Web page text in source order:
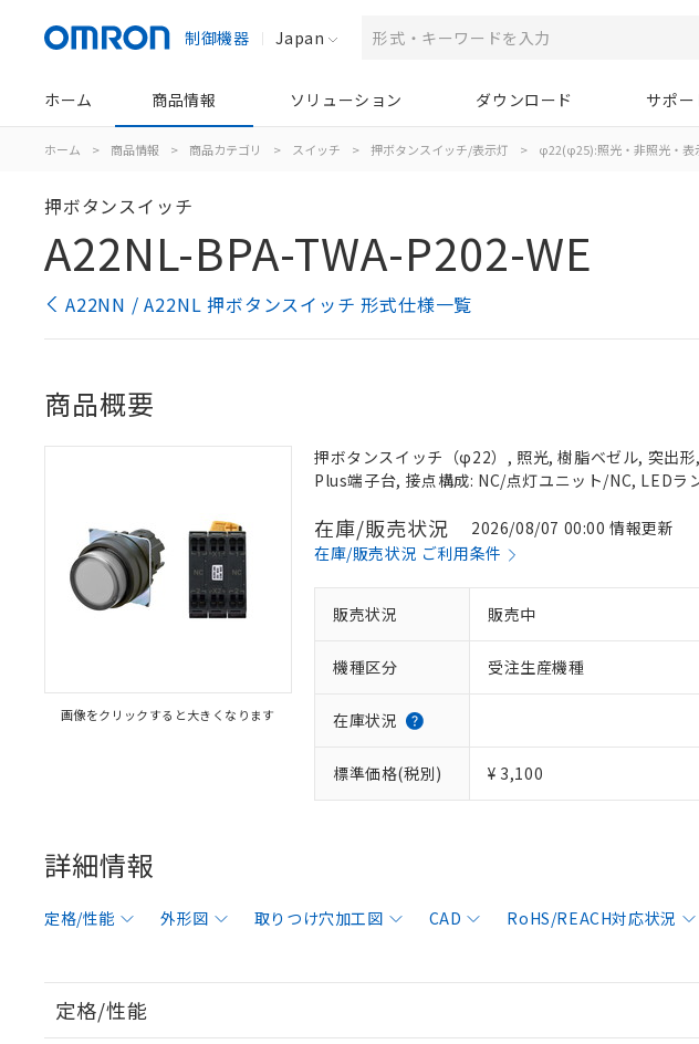
制御機器 Japan
ホーム 商品情報 ソリューション ダウンロード サポー
ホーム > 商品情報 > 商品カテゴリ > スイッチ > 押ボタンスイッチ/表示灯 > φ22(φ25):照光・非照光・表
押ボタンスイッチ
A22NL-BPA-TWA-P202-WE
A22NN / A22NL 押ボタンスイッチ 形式仕様一覧
商品概要
画像をクリックすると大きくなります
押ボタンスイッチ（φ22）, 照光, 樹脂ベゼル, 突出
Plus端子台, 接点構成: NC/点灯ユニット/NC, LED
在庫/販売状況
2026/08/07 00:00 情報更新
在庫/販売状況 ご利用条件
販売状況 販売中
機種区分 受注生産機種
在庫状況
標準価格(税別) ¥ 3,100
詳細情報
定格/性能 外形図 取りつけ穴加工図 CAD RoHS/REACH対応状況
定格/性能